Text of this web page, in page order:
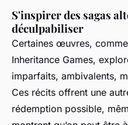
S'inspirer des sagas
déculpabiliser
Certaines œuvres, comme
Inheritance Games,
imparfaits, ambivalents,
Ces récits offrent une
rédemption possible,